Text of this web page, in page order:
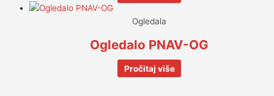
Ogledala
Ogledalo PNAV-OG
Pročitaj više